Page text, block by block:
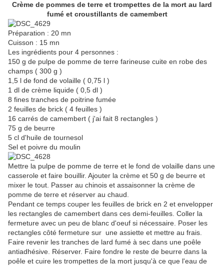
Crème de pommes de terre et trompettes de la mort au lard
fumé et croustillants de camembert
Préparation : 20 mn
Cuisson : 15 mn
Les ingrédients pour 4 personnes :
150 g de pulpe de pomme de terre farineuse cuite en robe des
champs ( 300 g )
1,5 l de fond de volaille ( 0,75 l )
1 dl de crème liquide ( 0,5 dl )
8 fines tranches de poitrine fumée
2 feuilles de brick ( 4 feuilles )
16 carrés de camembert ( j'ai fait 8 rectangles )
75 g de beurre
5 cl d'huile de tournesol
Sel et poivre du moulin
Mettre la pulpe de pomme de terre et le fond de volaille dans une
casserole et faire bouillir. Ajouter la crème et 50 g de beurre et
mixer le tout. Passer au chinois et assaisonner la crème de
pomme de terre et réserver au chaud.
Pendant ce temps couper les feuilles de brick en 2 et envelopper
les rectangles de camembert dans ces demi-feuilles. Coller la
fermeture avec un peu de blanc d'oeuf si nécessaire. Poser les
rectangles côté fermeture sur une assiette et mettre au frais.
Faire revenir les tranches de lard fumé à sec dans une poêle
antiadhésive. Réserver. Faire fondre le reste de beurre dans la
poêle et cuire les trompettes de la mort jusqu'à ce que l'eau de